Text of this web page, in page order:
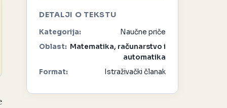
DETALJI O TEKSTU
Kategorija:
Naučne priče
Oblast: Matematika, računarstvo i
automatika
Format:
Istraživački članak